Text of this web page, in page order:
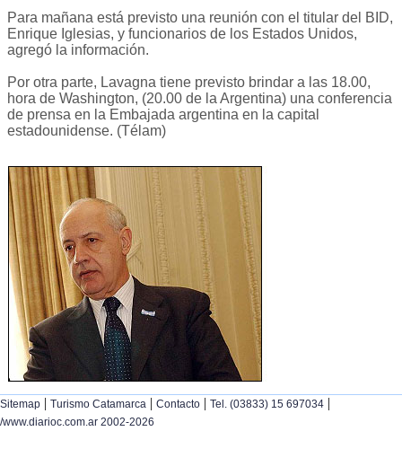
Para mañana está previsto una reunión con el titular del BID,
Enrique Iglesias, y funcionarios de los Estados Unidos,
agregó la información.
Por otra parte, Lavagna tiene previsto brindar a las 18.00,
hora de Washington, (20.00 de la Argentina) una conferencia
de prensa en la Embajada argentina en la capital
estadounidense. (Télam)
Sitemap | Turismo Catamarca | Contacto | Tel. (03833) 15 697034 |
/www.diarioc.com.ar 2002-2026